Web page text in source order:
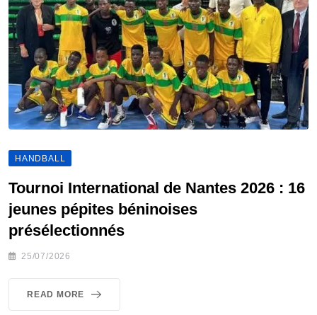
HANDBALL
Tournoi International de Nantes 2026 : 16
jeunes pépites béninoises
présélectionnés
25/07/2026
READ MORE